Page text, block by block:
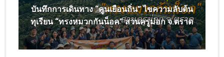
บันทึกการเดินทาง “คูนเยือนถิ่น” ไขความลับต้น
ทุเรียน “ทรงหมวกกันน็อค” สวนครูม่อก จ.ตราด